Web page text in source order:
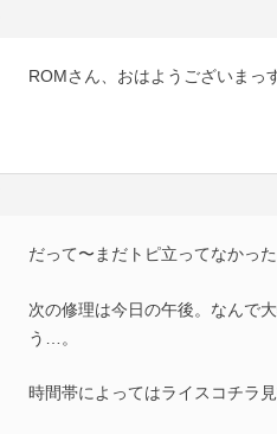
ROMさん、おはようございまっ
だって〜まだトピ立ってなかっ
次の修理は今日の午後。なんで
う…。
時間帯によってはライスコチラ